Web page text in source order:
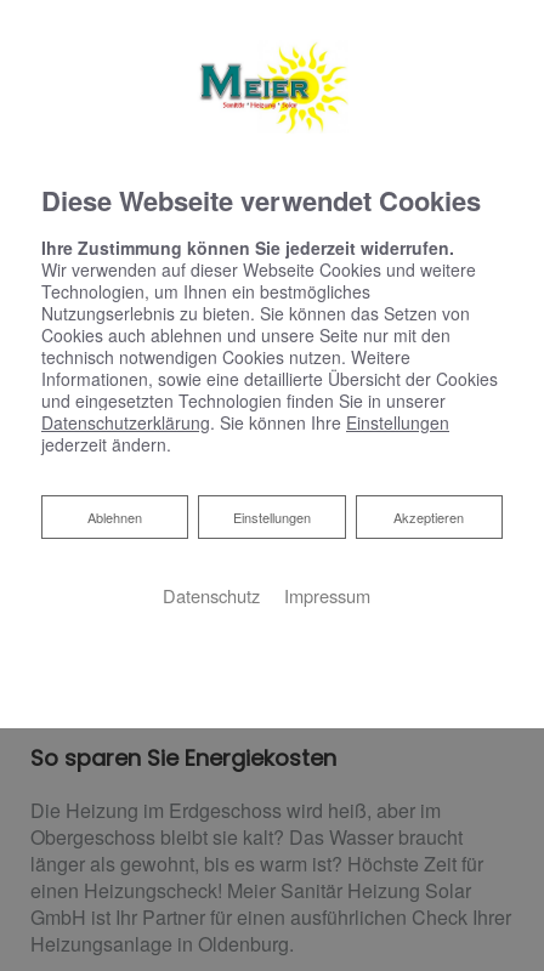
So sparen Sie Energiekosten
Die Heizung im Erdgeschoss wird heiß, aber im
Obergeschoss bleibt sie kalt? Das Wasser braucht
länger als gewohnt, bis es warm ist? Höchste Zeit für
einen Heizungscheck! Meier Sanitär Heizung Solar
GmbH ist Ihr Partner für einen ausführlichen Check Ihrer
Heizungsanlage in Oldenburg.
Diese Webseite verwendet Cookies
Ihre Zustimmung können Sie jederzeit widerrufen.
Wir verwenden auf dieser Webseite Cookies und weitere
Technologien, um Ihnen ein bestmögliches
Nutzungserlebnis zu bieten. Sie können das Setzen von
Cookies auch ablehnen und unsere Seite nur mit den
technisch notwendigen Cookies nutzen. Weitere
Informationen, sowie eine detaillierte Übersicht der Cookies
und eingesetzten Technologien finden Sie in unserer
Datenschutzerklärung. Sie können Ihre Einstellungen
jederzeit ändern.
Akzeptieren
Einstellungen
Ablehnen
Ablehnen
Datenschutz Impressum